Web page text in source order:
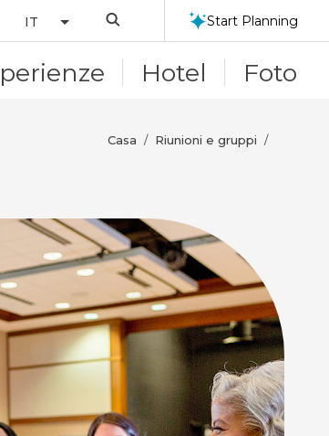
Hotel Foto
IT Start Planning
Casa / Riunioni e gruppi /